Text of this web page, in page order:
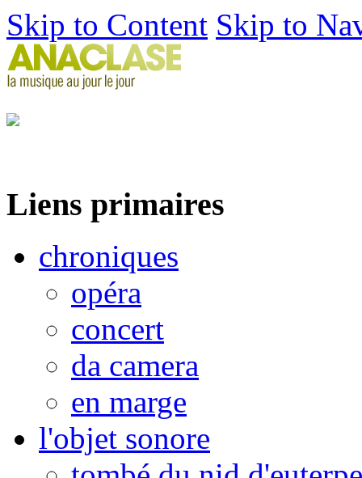
Skip to Content Skip to
Liens primaires
chroniques
opéra
concert
da camera
en marge
l'objet sonore